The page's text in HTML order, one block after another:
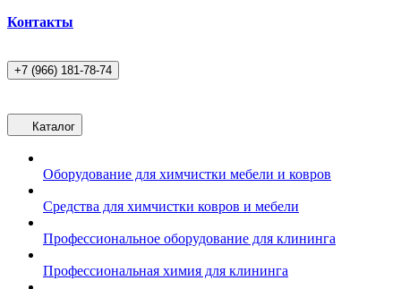
Контакты
+7 (966) 181-78-74
Каталог
Оборудование для химчистки мебели и ковров
Средства для химчистки ковров и мебели
Профессиональное оборудование для клининга
Профессиональная химия для клининга